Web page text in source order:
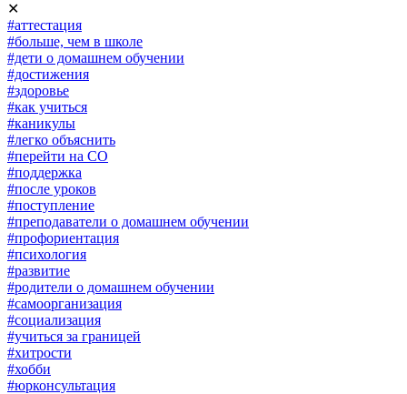
✕
#аттестация
#больше, чем в школе
#дети о домашнем обучении
#достижения
#здоровье
#как учиться
#каникулы
#легко объяснить
#перейти на СО
#поддержка
#после уроков
#поступление
#преподаватели о домашнем обучении
#профориентация
#психология
#развитие
#родители о домашнем обучении
#самоорганизация
#социализация
#учиться за границей
#хитрости
#хобби
#юрконсультация